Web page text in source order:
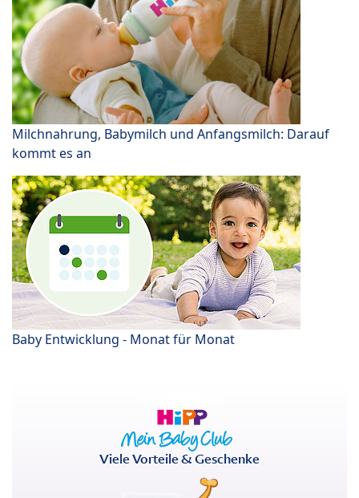
Milchnahrung, Babymilch und Anfangsmilch: Darauf
kommt es an
Baby Entwicklung - Monat für Monat
Viele Vorteile & Geschenke